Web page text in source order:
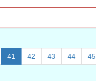
41 42 43 44 45